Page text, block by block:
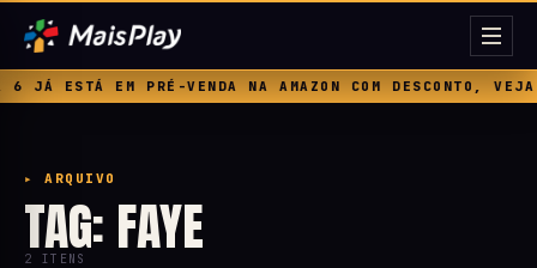
EM PRÉ-VENDA NA AMAZON COM DESCONTO,
▸ ARQUIVO
TAG: FAYE
2 ITENS